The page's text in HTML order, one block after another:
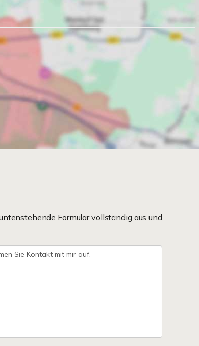
Formular vollständig aus und